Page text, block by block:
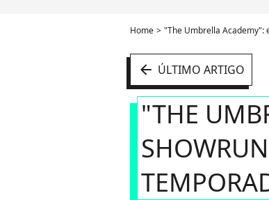
Home "The Umbrella Academy":
arrow_left ÚLTIMO ARTIGO
"THE